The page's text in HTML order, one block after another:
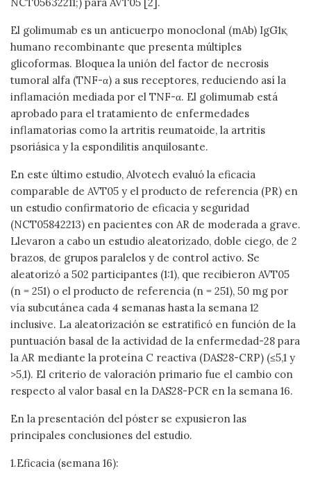
El golimumab es un anticuerpo monoclonal (mAb) IgG1қ
humano recombinante que presenta múltiples
glicoformas. Bloquea la unión del factor de necrosis
tumoral alfa (TNF-α) a sus receptores, reduciendo así la
inflamación mediada por el TNF-α. El golimumab está
aprobado para el tratamiento de enfermedades
inflamatorias como la artritis reumatoide, la artritis
psoriásica y la espondilitis anquilosante.
En este último estudio, Alvotech evaluó la eficacia
comparable de AVT05 y el producto de referencia (PR) en
un estudio confirmatorio de eficacia y seguridad
(NCT05842213) en pacientes con AR de moderada a grave.
Llevaron a cabo un estudio aleatorizado, doble ciego, de 2
brazos, de grupos paralelos y de control activo. Se
aleatorizó a 502 participantes (1:1), que recibieron AVT05
(n = 251) o el producto de referencia (n = 251), 50 mg por
vía subcutánea cada 4 semanas hasta la semana 12
inclusive. La aleatorización se estratificó en función de la
puntuación basal de la actividad de la enfermedad-28 para
la AR mediante la proteína C reactiva (DAS28-CRP) (≤5,1 y
>5,1). El criterio de valoración primario fue el cambio con
respecto al valor basal en la DAS28-PCR en la semana 16.
En la presentación del póster se expusieron las
principales conclusiones del estudio.
1.Eficacia (semana 16):